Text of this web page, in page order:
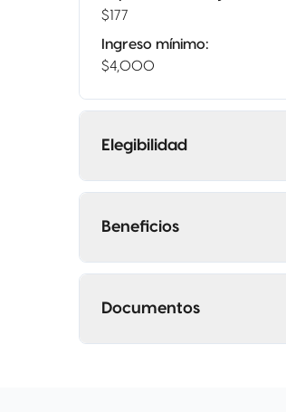
$177
Ingreso mínimo:
$4,000
Elegibilidad
Beneficios
Documentos